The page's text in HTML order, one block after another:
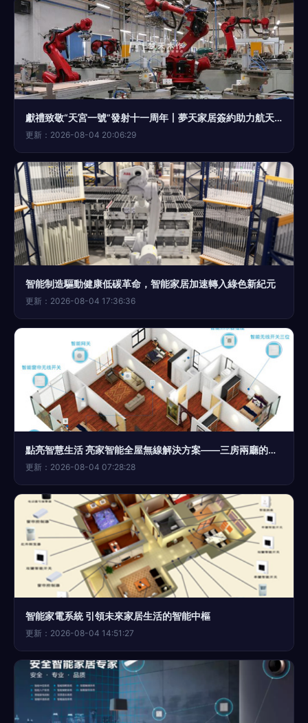
獻禮致敬“天宮一號”發射十一周年丨夢天家居簽約助力航天夢 智能家居
更新：2026-08-04 20:06:29
智能制造驅動健康低碳革命，智能家居加速轉入綠色新紀元
更新：2026-08-04 17:36:36
點亮智慧生活 亮家智能全屋無線解決方案——三房兩廳的遠程掌控藝術
更新：2026-08-04 07:28:28
智能家電系統 引領未來家居生活的智能中樞
更新：2026-08-04 14:51:27